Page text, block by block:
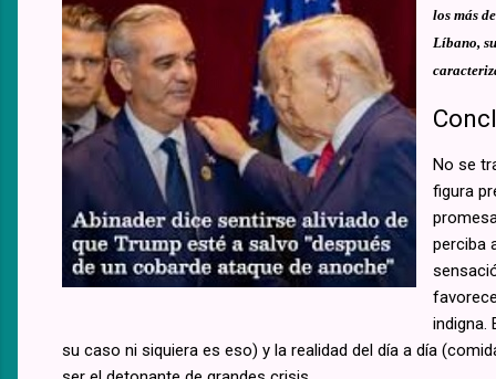
los más
Líbano,
No se
figura
perciba
indigna.
su caso ni siquiera es eso) y la realidad del día a día